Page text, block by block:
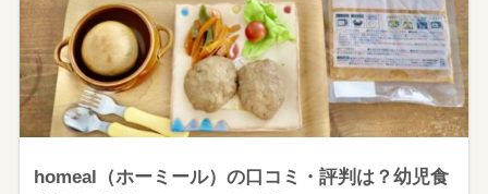
homeal（ホーミール）の口コミ・評判は？幼児食